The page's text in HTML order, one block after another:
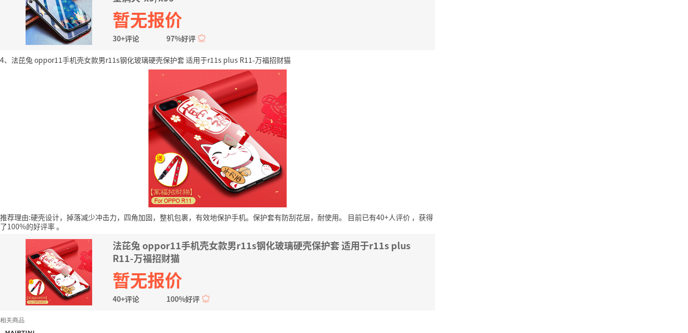
暂无报价
30+评论 97%好评
4、法芘兔 oppor11手机壳女款男r11s钢化玻璃硬壳保护套 适用于r11s plus R11-万福招财猫
推荐理由:硬壳设计，掉落减少冲击力，四角加固，整机包裹，有效地保护手机。保护套有防刮花层，耐使用。 目前已有40+人评价 ，获得
了100%的好评率。
法芘兔 oppor11手机壳女款男r11s钢化玻璃硬壳保护套 适用于r11s plus
R11-万福招财猫
暂无报价
40+评论 100%好评
相关商品